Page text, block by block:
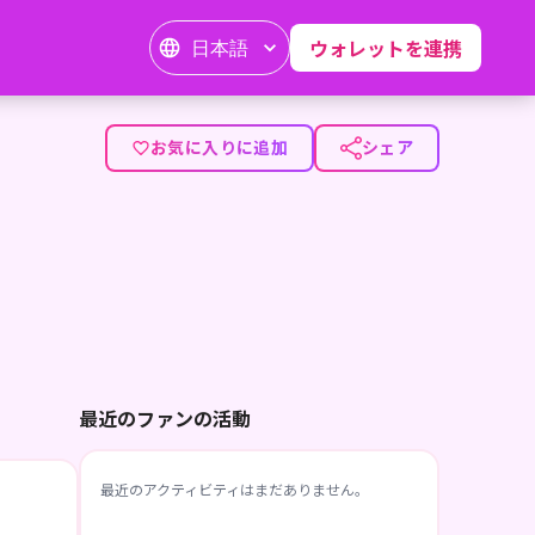
日本語 ウォレットを連携
お気に入りに追加 シェア
最近のファンの活動
最近のアクティビティはまだありません。